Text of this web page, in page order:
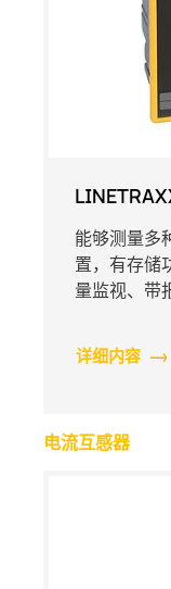
能够测量多
置，有存储
量监视、带
详细内容
电流互感器